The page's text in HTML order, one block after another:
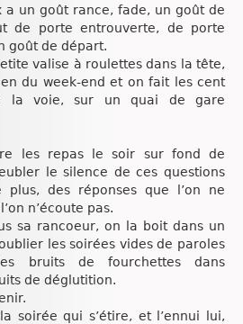
a un goût rance, fade, un goût de
de porte entrouverte, de porte
goût de départ.
valise à roulettes dans la tête,
du week-end et on fait les cent
la voie, sur un quai de gare
les repas le soir sur fond de
le silence de ces questions
plus, des réponses que l’on ne
n’écoute pas.
sa rancoeur, on la boit dans un
les soirées vides de paroles
bruits de fourchettes dans
de déglutition.
soirée qui s’étire, et l’ennui lui,